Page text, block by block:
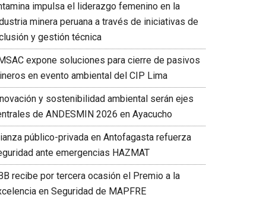
impulsa el liderazgo femenino en la
minera peruana a través de iniciativas de
y gestión técnica
expone soluciones para cierre de pasivos
en evento ambiental del CIP Lima
y sostenibilidad ambiental serán ejes
de ANDESMIN 2026 en Ayacucho
público-privada en Antofagasta refuerza
ante emergencias HAZMAT
recibe por tercera ocasión el Premio a la
en Seguridad de MAPFRE